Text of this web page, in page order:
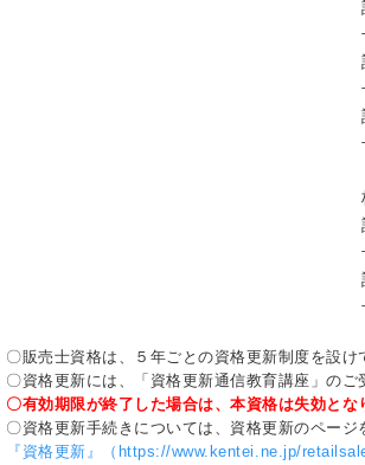
〇販売士資格は、５年ごとの資格更新制度を設け
〇資格更新には、「資格更新通信教育講座」のご
〇有効期限が終了した場合は、本資格は失効とな
〇資格更新手続きについては、資格更新のページ
『資格更新』（https://www.kentei.ne.jp/